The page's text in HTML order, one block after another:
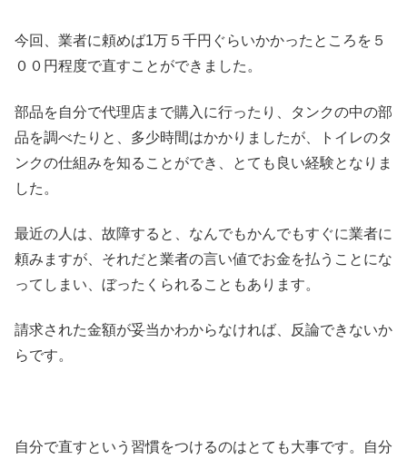
今回、業者に頼めば1万５千円ぐらいかかったところを５
００円程度で直すことができました。
部品を自分で代理店まで購入に行ったり、タンクの中の部
品を調べたりと、多少時間はかかりましたが、トイレのタ
ンクの仕組みを知ることができ、とても良い経験となりま
した。
最近の人は、故障すると、なんでもかんでもすぐに業者に
頼みますが、それだと業者の言い値でお金を払うことにな
ってしまい、ぼったくられることもあります。
請求された金額が妥当かわからなければ、反論できないか
らです。
自分で直すという習慣をつけるのはとても大事です。自分